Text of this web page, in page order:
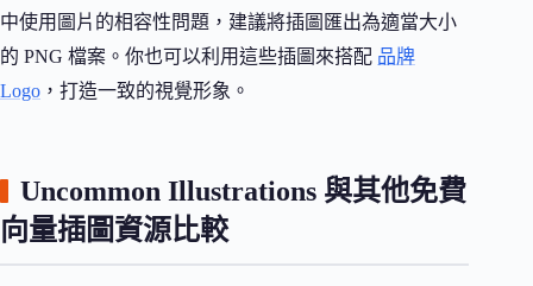
中使用圖片的相容性問題，建議將插圖匯出為適當大小
的 PNG 檔案。你也可以利用這些插圖來搭配 品牌
Logo ，打造一致的視覺形象。
Uncommon Illustrations 與其他免費
向量插圖資源比較